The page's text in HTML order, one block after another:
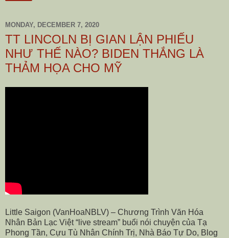
MONDAY, DECEMBER 7, 2020
TT LINCOLN BỊ GIAN LẬN PHIẾU
NHƯ THẾ NÀO? BIDEN THẮNG LÀ
THẢM HỌA CHO MỸ
Little Saigon (VanHoaNBLV) – Chương Trình Văn Hóa
Nhân Bản Lạc Việt “live stream” buổi nói chuyện của Tạ
Phong Tần, Cựu Tù Nhân Chính Trị, Nhà Báo Tự Do, Blog